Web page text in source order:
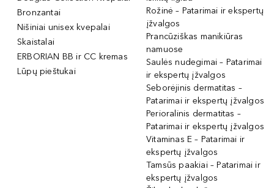
Bronzantai
Nišiniai unisex kvepalai
Skaistalai
ERBORIAN BB ir CC kremas
Lūpų pieštukai
Rožinė – Patarimai ir ekspertų
įžvalgos
Prancūziškas manikiūras
namuose
Saulės nudegimai – Patarimai
ir ekspertų įžvalgos
Seborėjinis dermatitas –
Patarimai ir ekspertų įžvalgos
Perioralinis dermatitas –
Patarimai ir ekspertų įžvalgos
Vitaminas E – Patarimai ir
ekspertų įžvalgos
Tamsūs paakiai – Patarimai ir
ekspertų įžvalgos